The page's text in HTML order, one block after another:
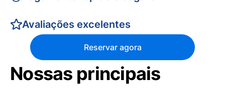
Avaliações excelentes
Reservar agora
Nossas principais